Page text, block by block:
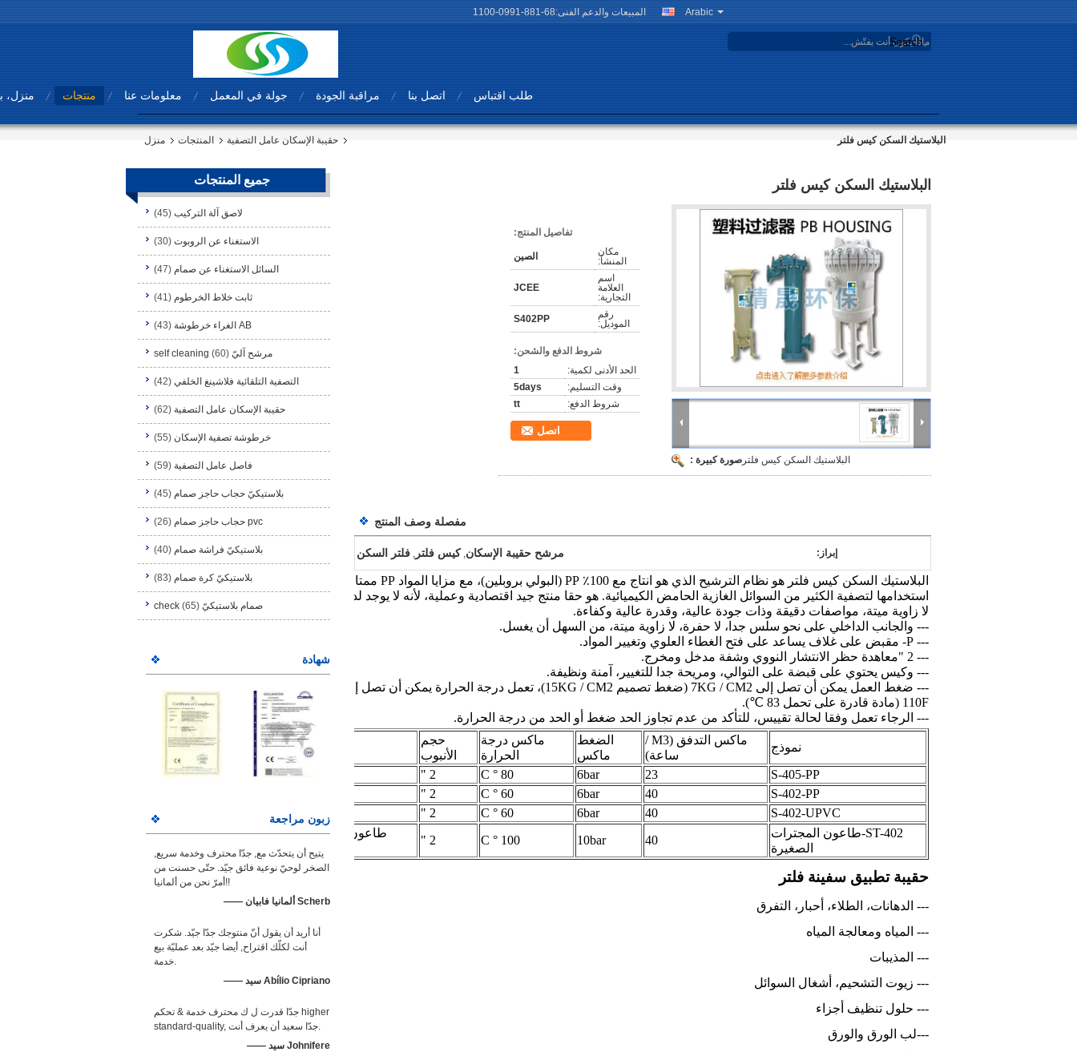
المبيعات والدعم الفنى:86-188-1990-0011 Arabic
Search
منزل، منتجات معلومات عنا جولة في المعمل مراقبة الجودة اتصل بنا طلب اقتباس
منزل المنتجات حقيبة الإسكان عامل التصفية البلاستيك السكن كيس فلتر
جميع المنتجات
لاصق آلة التركيب (45)
الاستغناء عن الروبوت (30)
السائل الاستغناء عن صمام (47)
ثابت خلاط الخرطوم (41)
AB الغراء خرطوشة (43)
مرشح آليّ self cleaning (60)
التصفية التلقائية فلاشينغ الخلفي (42)
حقيبة الإسكان عامل التصفية (62)
خرطوشة تصفية الإسكان (55)
فاصل عامل التصفية (59)
بلاستيكيّ حجاب حاجز صمام (45)
pvc حجاب حاجز صمام (26)
بلاستيكيّ فراشة صمام (40)
بلاستيكيّ كرة صمام (83)
صمام بلاستيكيّ check (65)
شهادة
زبون مراجعة
يتيح أن يتحدّث مع, جدّا محترف وخدمة سريع,
الصخر لوحيّ نوعية فائق جيّد. حتّى حسنت من
أمرّ نحن من ألمانيا!!
—— ألمانيا فابيان Scherb
أنا أريد أن يقول أنّ منتوجك جدّا جيّد. شكرت
أنت لكلّك اقتراح, أيضا جيّد بعد عمليّة بيع
خدمة.
—— سيد Abílio Cipriano
جدّا قدرت ل ك محترف خدمة & تحكم higher
standard-quality, جدّا سعيد أن يعرف أنت.
—— سيد Johnifere
البلاستيك السكن كيس فلتر
صورة كبيرة : البلاستيك السكن كيس فلتر
تفاصيل المنتج:
مكان
المنشأ:
الصين
اسم
العلامة
التجارية:
JCEE
رقم
الموديل:
S402PP
شروط الدفع والشحن:
الحد الأدنى لكمية:
1
وقت التسليم:
5days
شروط الدفع:
tt
اتصل
مفصلة وصف المنتج
إبراز: مرشح حقيبة الإسكان, كيس فلتر , فلتر السكن
البلاستيك السكن كيس فلتر هو نظام الترشيح الذي هو انتاج مع 100٪ PP (البولي بروبلين)، مع مزايا المواد PP ممتازة، ويمكن
استخدامها لتصفية الكثير من السوائل الغازية الحامض الكيميائية. هو حقا منتج جيد اقتصادية وعملية، لأنه لا يوجد لديه التماس،
لا زاوية ميتة، مواصفات دقيقة وذات جودة عالية، وقدرة عالية وكفاءة.
--- والجانب الداخلي على نحو سلس جدا، لا حفرة، لا زاوية ميتة، من السهل أن يغسل.
--- P- مقبض على غلاف يساعد على فتح الغطاء العلوي وتغيير المواد.
--- 2 "معاهدة حظر الانتشار النووي وشفة مدخل ومخرج.
--- وكيس يحتوي على قبضة على التوالي، ومريحة جدا للتغيير، آمنة ونظيفة.
110F (مادة قادرة على تحمل 83 ℃).
--- الرجاء تعمل وفقا لحالة تقييس، للتأكد من عدم تجاوز الحد ضغط أو الحد من درجة الحرارة.
نموذج
ماكس التدفق (M3 /
ساعة)
الضغط
ماكس
ماكس درجة
الحرارة
حجم
الأنبوب
مادة
S-405-PP
23
6bar
80 ° C
2 "
PP
S-402-PP
40
6bar
60 ° C
2 "
S-402-UPVC
40
6bar
60 ° C
2 "
ST-402-طاعون المجترات
الصغيرة
40
10bar
100 ° C
2 "
طاعون المجترات
الصغيرة
حقيبة تطبيق سفينة فلتر
--- الدهانات، الطلاء، أحبار، التفرق
--- المياه ومعالجة المياه
--- المذيبات
--- زيوت التشحيم، أشغال السوائل
--- حلول تنظيف أجزاء
---لب الورق والورق